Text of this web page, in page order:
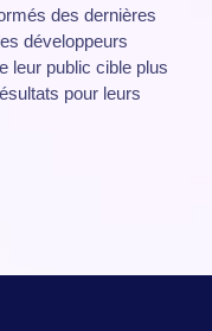
des dernières
développeurs
leur public cible plus
pour leurs